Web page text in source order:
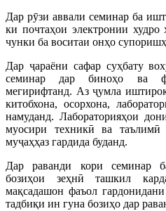
Дар рӯзи аввали семинар ба
ки почтаҳои электронии
чунки ба воситаи онҳо
Дар ҷараёни сафар суҳбату
семинар дар биноҳо ва
мегирифтанд. Аз ҷумла
китобхона, осорхона,
намуданд. Лабораторияҳои
муосири техникӣ ва
муҷаҳҳаз гардида буданд.
Дар раванди кори семинар
бозиҳои зеҳнӣ ташкил
мақсадашон фаъол
тадбиқи ин гуна бозиҳо дар